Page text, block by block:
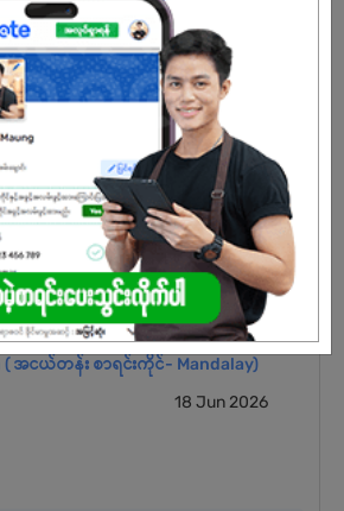
ကြည့်ရန်
Trade & Horeca )
10 Jul 2026
ကြည့်ရန်
အငယ်တန်း စာရင်းကိုင်- Mandalay)
18 Jun 2026